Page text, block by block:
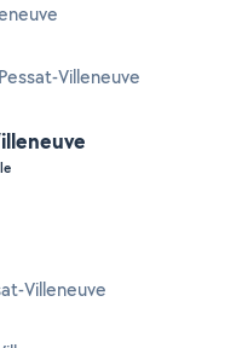
Villeneuve
Villeneuve